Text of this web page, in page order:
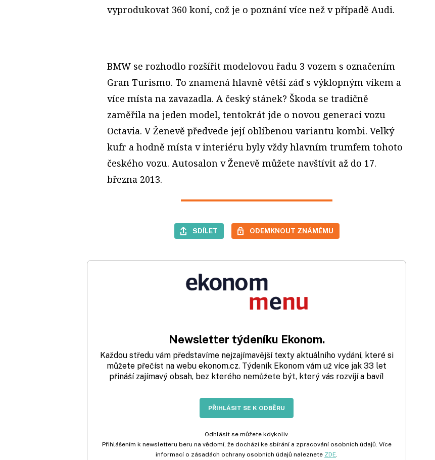
vyprodukovat 360 koní, což je o poznání více než v případě Audi.
BMW se rozhodlo rozšířit modelovou řadu 3 vozem s označením
Gran Turismo. To znamená hlavně větší záď s výklopným víkem a
více místa na zavazadla. A český stánek? Škoda se tradičně
zaměřila na jeden model, tentokrát jde o novou generaci vozu
Octavia. V Ženevě předvede její oblíbenou variantu kombi. Velký
kufr a hodně místa v interiéru byly vždy hlavním trumfem tohoto
českého vozu. Autosalon v Ženevě můžete navštívit až do 17.
března 2013.
SDÍLET ODEMKNOUT ZNÁMÉMU
Newsletter týdeníku Ekonom.
Každou středu vám představíme nejzajímavější texty aktuálního vydání, které si
můžete přečíst na webu ekonom.cz. Týdeník Ekonom vám už více jak 33 let
přináší zajímavý obsah, bez kterého nemůžete být, který vás rozvíjí a baví!
PŘIHLÁSIT SE K ODBĚRU
Odhlásit se můžete kdykoliv.
Přihlášením k newsletteru beru na vědomí, že dochází ke sbírání a zpracování osobních údajů. Více
informací o zásadách ochrany osobních údajů naleznete ZDE